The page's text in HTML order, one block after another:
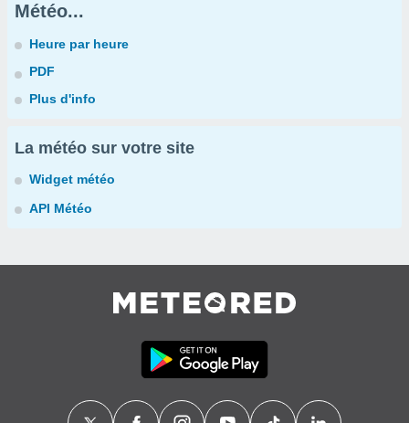
Météo...
Heure par heure
PDF
Plus d'info
La météo sur votre site
Widget météo
API Météo